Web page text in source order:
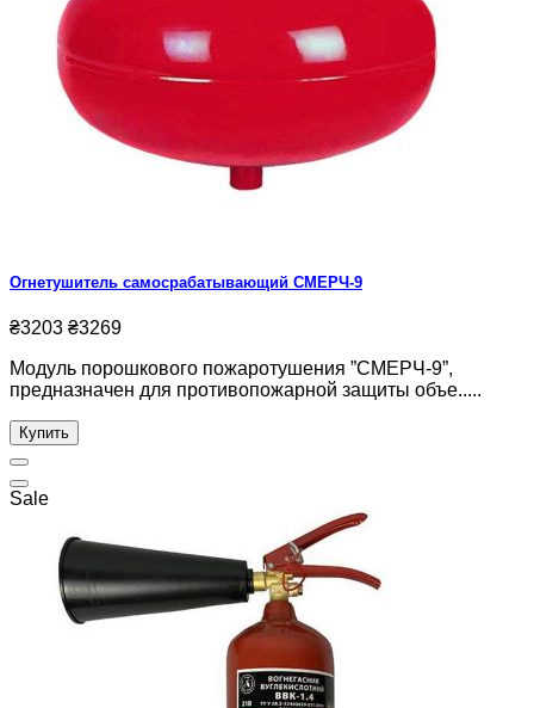
Огнетушитель самосрабатывающий СМЕРЧ-9
₴3203 ₴3269
Модуль порошкового пожаротушения ”СМЕРЧ-9”,
предназначен для противопожарной защиты объе.....
Купить
Sale